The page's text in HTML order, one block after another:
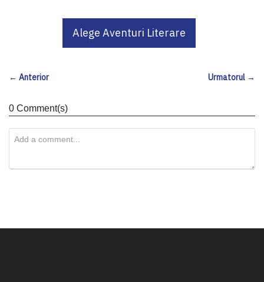
Alege Aventuri Literare
← Anterior Urmatorul →
0 Comment(s)